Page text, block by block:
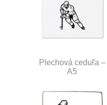
Plechová ceduľa –
A5